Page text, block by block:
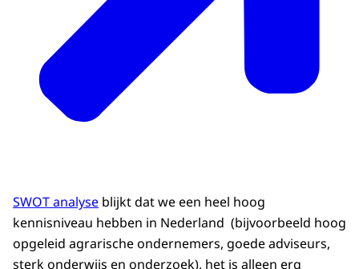
SWOT analyse blijkt dat we een heel hoog
kennisniveau hebben in Nederland (bijvoorbeeld hoog
opgeleid agrarische ondernemers, goede adviseurs,
sterk onderwijs en onderzoek), het is alleen erg